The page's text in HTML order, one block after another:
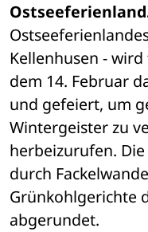
Kellenhusen -
dem 14. Februar
und gefeiert, um
Wintergeister zu
herbeizurufen.
durch
Grünkohlgerichte
abgerundet.